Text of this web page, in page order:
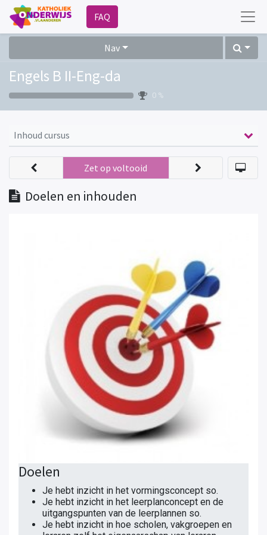
FAQ
Nav
Engels B II-Eng-da
0 %
Inhoud cursus
Doelen en inhouden
Zet op voltooid
Doelen
Je hebt inzicht in het vormingsconcept so.
Je hebt inzicht in het leerplanconcept en de
uitgangspunten van de leerplannen so.
Je hebt inzicht in hoe scholen, vakgroepen en